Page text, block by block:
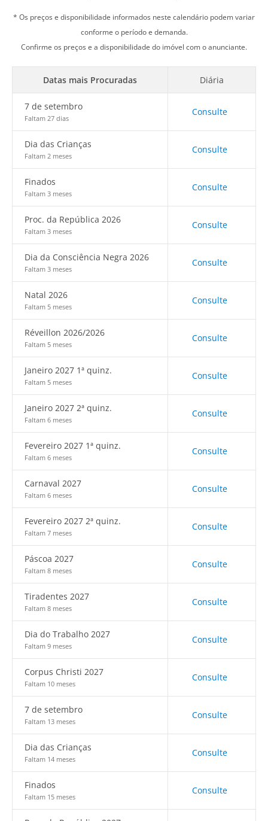
* Os preços e disponibilidade informados neste calendário podem variar
conforme o período e demanda.
Confirme os preços e a disponibilidade do imóvel com o anunciante.
Datas mais Procuradas Diária
7 de setembro
Faltam 27 dias
Consulte
Dia das Crianças
Faltam 2 meses
Consulte
Finados
Faltam 3 meses
Consulte
Proc. da República 2026
Faltam 3 meses
Consulte
Dia da Consciência Negra 2026
Faltam 3 meses
Consulte
Natal 2026
Faltam 5 meses
Consulte
Réveillon 2026/2026
Faltam 5 meses
Consulte
Janeiro 2027 1ª quinz.
Faltam 5 meses
Consulte
Janeiro 2027 2ª quinz.
Faltam 6 meses
Consulte
Fevereiro 2027 1ª quinz.
Faltam 6 meses
Consulte
Carnaval 2027
Faltam 6 meses
Consulte
Fevereiro 2027 2ª quinz.
Faltam 7 meses
Consulte
Páscoa 2027
Faltam 8 meses
Consulte
Tiradentes 2027
Faltam 8 meses
Consulte
Dia do Trabalho 2027
Faltam 9 meses
Consulte
Corpus Christi 2027
Faltam 10 meses
Consulte
7 de setembro
Faltam 13 meses
Consulte
Dia das Crianças
Faltam 14 meses
Consulte
Finados
Faltam 15 meses
Consulte